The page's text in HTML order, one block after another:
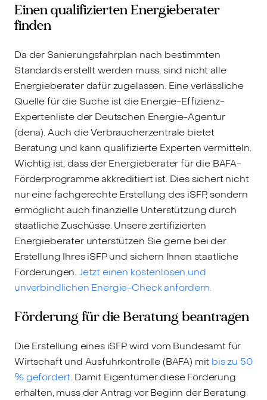
Einen qualifizierten Energieberater
finden
Da der Sanierungsfahrplan nach bestimmten
Standards erstellt werden muss, sind nicht alle
Energieberater dafür zugelassen. Eine verlässliche
Quelle für die Suche ist die Energie-Effizienz-
Expertenliste der Deutschen Energie-Agentur
(dena). Auch die Verbraucherzentrale bietet
Beratung und kann qualifizierte Experten vermitteln.
Wichtig ist, dass der Energieberater für die BAFA-
Förderprogramme akkreditiert ist. Dies sichert nicht
nur eine fachgerechte Erstellung des iSFP, sondern
ermöglicht auch finanzielle Unterstützung durch
staatliche Zuschüsse. Unsere zertifizierten
Energieberater unterstützen Sie gerne bei der
Erstellung Ihres iSFP und sichern Ihnen staatliche
Förderungen. Jetzt einen kostenlosen und
unverbindlichen Energie-Check anfordern.
Förderung für die Beratung beantragen
Die Erstellung eines iSFP wird vom Bundesamt für
Wirtschaft und Ausfuhrkontrolle (BAFA) mit bis zu 50
% gefördert. Damit Eigentümer diese Förderung
erhalten, muss der Antrag vor Beginn der Beratung